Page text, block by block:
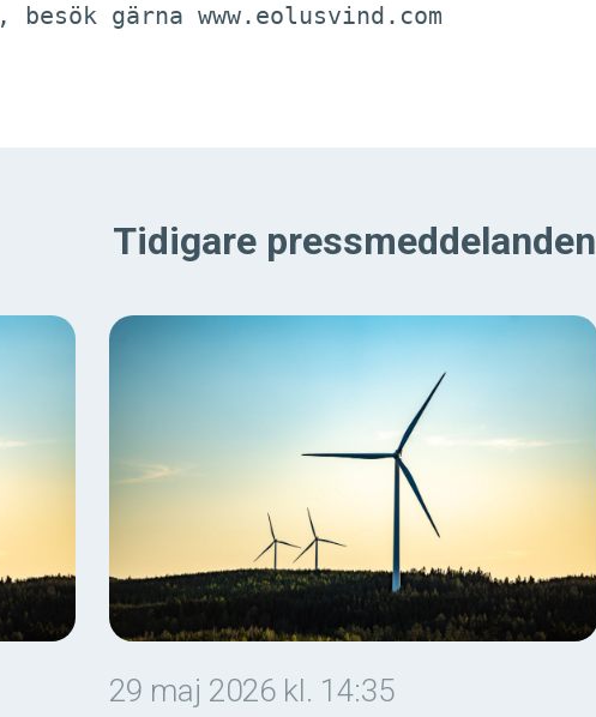
gärna www.eolusvind.com
Tidigare pressmeddelanden
29 maj 2026 kl. 14:35